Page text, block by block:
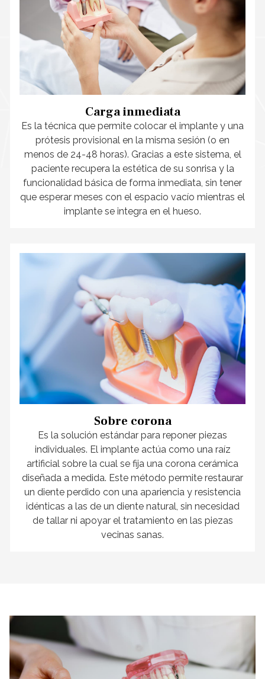
Carga inmediata
Es la técnica que permite colocar el implante y una
prótesis provisional en la misma sesión (o en
menos de 24-48 horas). Gracias a este sistema, el
paciente recupera la estética de su sonrisa y la
funcionalidad básica de forma inmediata, sin tener
que esperar meses con el espacio vacío mientras el
implante se integra en el hueso.
Sobre corona
Es la solución estándar para reponer piezas
individuales. El implante actúa como una raíz
artificial sobre la cual se fija una corona cerámica
diseñada a medida. Este método permite restaurar
un diente perdido con una apariencia y resistencia
idénticas a las de un diente natural, sin necesidad
de tallar ni apoyar el tratamiento en las piezas
vecinas sanas.